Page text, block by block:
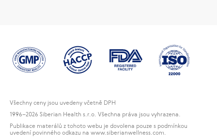
Všechny ceny jsou uvedeny včetně DPH
1996–2026 Siberian Health s.r.o. Všechna práva jsou vyhrazena.
Publikace materálů z tohoto webu je dovolena pouze s podmínkou
uvedení povinného odkazu na www.siberianwellness.com.